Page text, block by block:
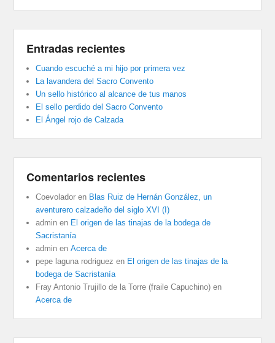
Entradas recientes
Cuando escuché a mi hijo por primera vez
La lavandera del Sacro Convento
Un sello histórico al alcance de tus manos
El sello perdido del Sacro Convento
El Ángel rojo de Calzada
Comentarios recientes
Coevolador en Blas Ruiz de Hernán González, un
aventurero calzadeño del siglo XVI (I)
admin en El origen de las tinajas de la bodega de
Sacristanía
admin enAcerca de
pepe laguna rodriguez en El origen de las tinajas de la
bodega de Sacristanía
Fray Antonio Trujillo de la Torre (fraile Capuchino) en
Acerca de